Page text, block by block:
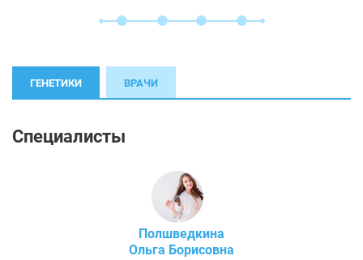
ГЕНЕТИКИ ВРАЧИ
Специалисты
Полшведкина
Ольга Борисовна